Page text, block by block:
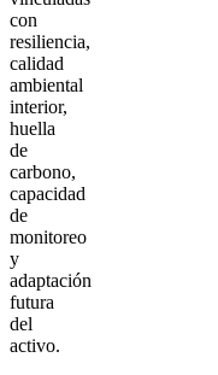
con
resiliencia,
calidad
ambiental
interior,
huella
de
carbono,
capacidad
de
monitoreo
y
adaptación
futura
del
activo.